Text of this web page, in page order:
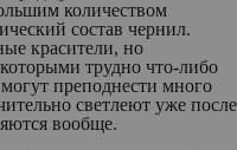
количеством
состав чернил.
красители, но
трудно что-либо
преподнести много
светлеют уже после
вообще.